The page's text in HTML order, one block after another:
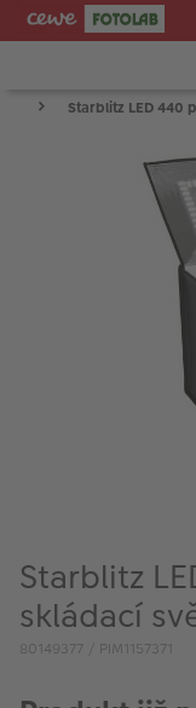
FOTOAPARÁTY
TISKÁRNY A SKENERY
FOTO BAZAR
Akce a slevy
Starblitz LED 440
Starblitz
skládací
80149377 / PIM1157371